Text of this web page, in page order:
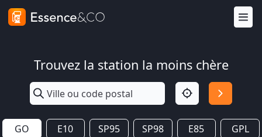
Trouvez la station la moins chère
GO E10 SP95 SP98 E85 GPL